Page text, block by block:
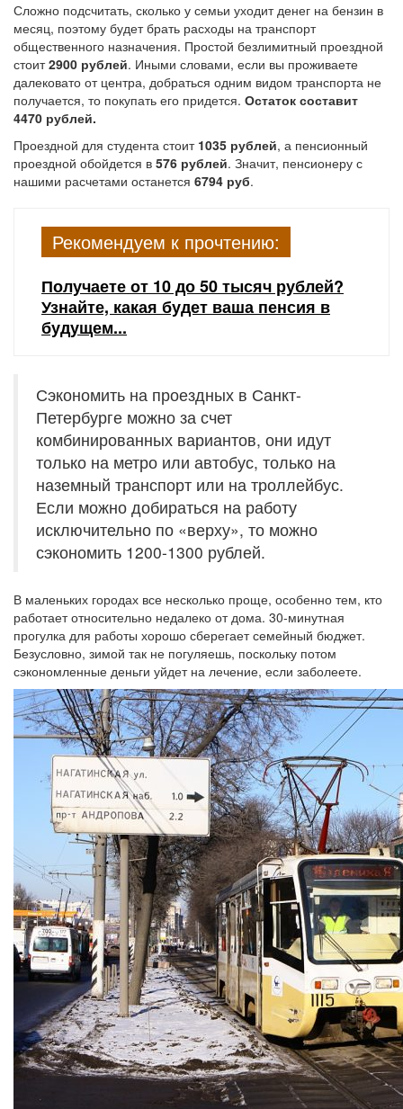
Сложно подсчитать, сколько у семьи уходит денег на бензин в
месяц, поэтому будет брать расходы на транспорт
общественного назначения. Простой безлимитный проездной
стоит2900 рублей. Иными словами, если вы проживаете
далековато от центра, добраться одним видом транспорта не
получается, то покупать его придется. Остаток составит
4470 рублей.
Проездной для студента стоит 1035 рублей, а пенсионный
проездной обойдется в 576 рублей. Значит, пенсионеру с
нашими расчетами останется 6794 руб.
Рекомендуем к прочтению:
Получаете от 10 до 50 тысяч рублей?
Узнайте, какая будет ваша пенсия в
будущем...
Сэкономить на проездных в Санкт-
Петербурге можно за счет
комбинированных вариантов, они идут
только на метро или автобус, только на
наземный транспорт или на троллейбус.
Если можно добираться на работу
исключительно по «верху», то можно
сэкономить 1200-1300 рублей.
В маленьких городах все несколько проще, особенно тем, кто
работает относительно недалеко от дома. 30-минутная
прогулка для работы хорошо сберегает семейный бюджет.
Безусловно, зимой так не погуляешь, поскольку потом
сэкономленные деньги уйдет на лечение, если заболеете.